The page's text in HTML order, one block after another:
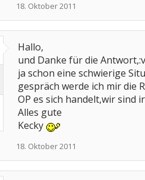
18. Oktober 2011
Hallo,
und Danke für die
ja schon eine schwierige
gespräch werde ich mir die
OP es sich handelt,wir sind
Alles gute
Kecky
18. Oktober 2011